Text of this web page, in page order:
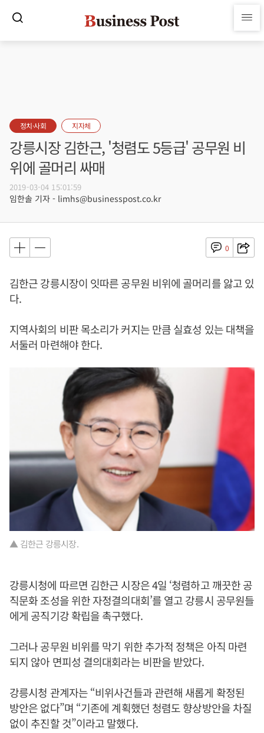
정치·사회 지자체
강릉시장 김한근, '청렴도 5등급' 공무원 비
위에 골머리 싸매
2019-03-04 15:01:59
임한솔 기자 - limhs@businesspost.co.kr
0
김한근 강릉시장이 잇따른 공무원 비위에 골머리를 앓고 있
다.
지역사회의 비판 목소리가 커지는 만큼 실효성 있는 대책을
서둘러 마련해야 한다.
▲ 김한근 강릉시장.
강릉시청에 따르면 김한근 시장은 4일 ‘청렴하고 깨끗한 공
직문화 조성을 위한 자정결의대회’를 열고 강릉시 공무원들
에게 공직기강 확립을 촉구했다.
그러나 공무원 비위를 막기 위한 추가적 정책은 아직 마련
되지 않아 면피성 결의대회라는 비판을 받았다.
강릉시청 관계자는 “비위사건들과 관련해 새롭게 확정된
방안은 없다”며 “기존에 계획했던 청렴도 향상방안을 차질
없이 추진할 것”이라고 말했다.